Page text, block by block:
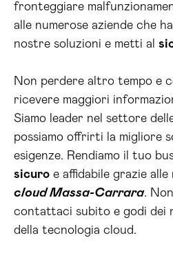
fronteggiare
alle numerose aziende che
nostre soluzioni e metti al
Non perdere altro tempo e
ricevere maggiori
Siamo leader nel settore
possiamo offrirti la migliore
esigenze. Rendiamo il tuo
sicuro e affidabile grazie
cloud Massa-Carrara.
contattaci subito e godi dei
della tecnologia cloud.